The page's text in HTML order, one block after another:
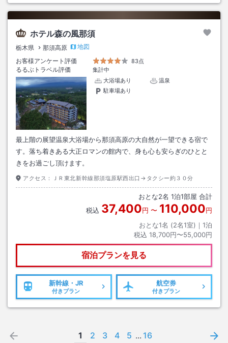
ホテル森の風那須
栃木県 那須高原
地図
お客様アンケート評価
83点
るるぶトラベル評価
集計中
大浴場あり
温泉
駐車場あり
最上階の展望温泉大浴場から那須高原の大自然が一望できる宿で
す。落ち着きある大正ロマンの館内で、身も心も安らぎのひとと
きをお過ごし頂けます。
アクセス： ＪＲ東北新幹線那須塩原駅西出口→タクシー約３０分
おとな2名 1泊1部屋 合計
税込 37,400円 〜 110,000円
おとな1名 (2名1室)｜ 1泊
税込 18,700円〜55,000円
宿泊プランを見る
新幹線・JR
付きプラン
航空券
付きプラン
1 2 3 4 5 ... 16